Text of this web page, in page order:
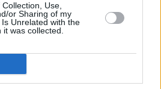
Use,
or Sharing of my
Unrelated with the
was collected.